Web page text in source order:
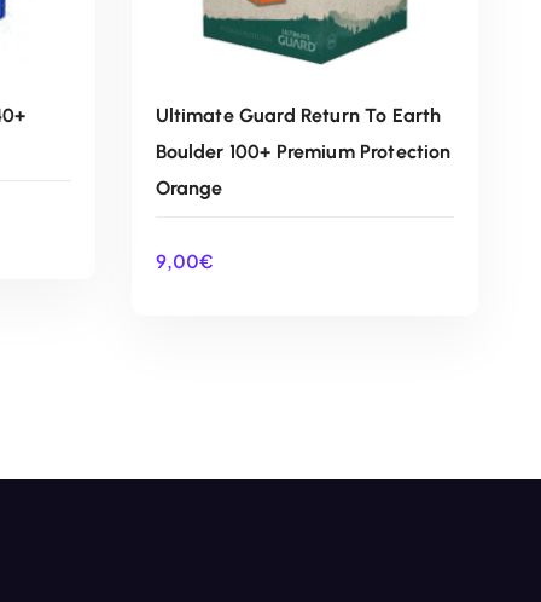
Ultimate Guard Return To Earth
Boulder 100+ Premium Protection
Orange
9,00€